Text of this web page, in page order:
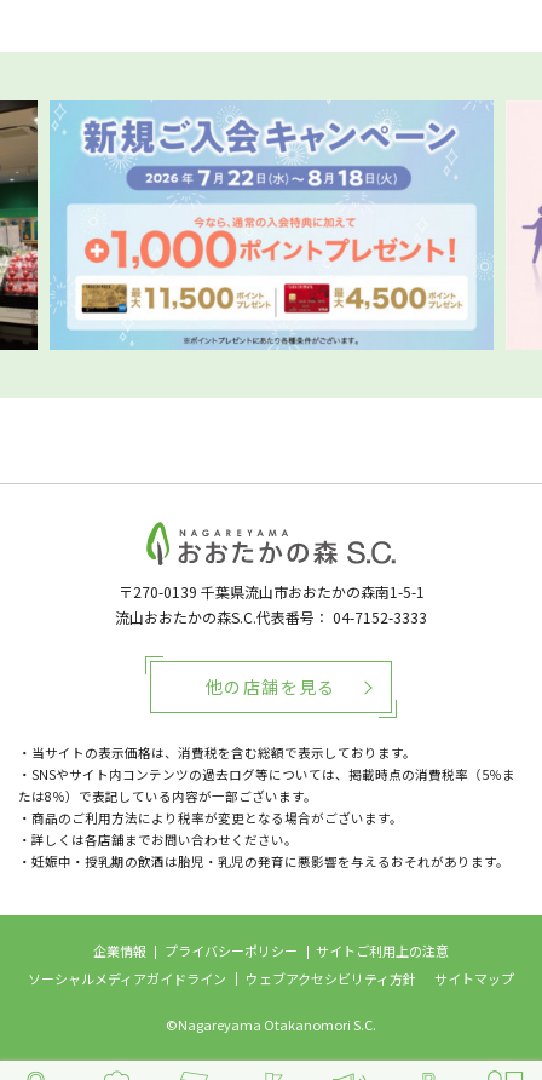
〒270-0139 千葉県流山市おおたかの森南1-5-1
流山おおたかの森S.C.代表番号： 04-7152-3333
・当サイトの表示価格は、消費税を含む総額で表示しております。
・SNSやサイト内コンテンツの過去ログ等については、掲載時点の消費税率（5％ま
たは8％）で表記している内容が一部ございます。
・商品のご利用方法により税率が変更となる場合がございます。
・詳しくは各店舗までお問い合わせください。
・妊娠中・授乳期の飲酒は胎児・乳児の発育に悪影響を与えるおそれがあります。
他の店舗を見る
企業情報 プライバシーポリシー
サイトご利用上の注意
ソーシャルメディアガイドライン
ウェブアクセシビリティ方針 サイトマップ
©Nagareyama Otakanomori S.C.